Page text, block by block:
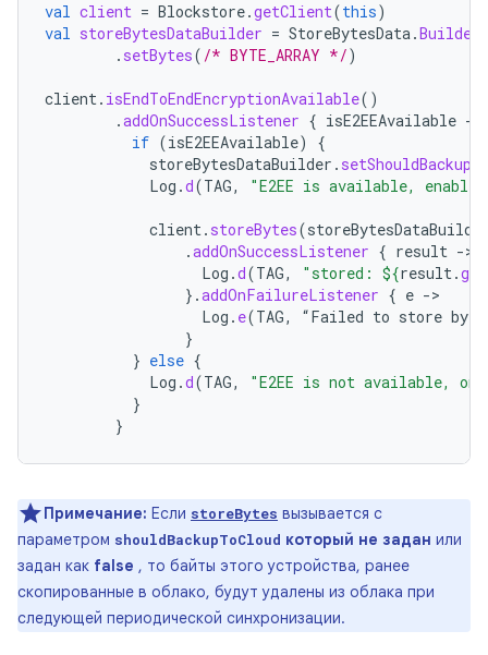
val client = Blockstore.getClient(this)
val storeBytesDataBuilder = StoreBytesData.Builder
. setBytes( /* BYTE_ARRAY */)
client. isEndToEndEncryptionAvailable()
.addOnSuccessListener { isE2EEAvailable -
if (isE2EEAvailable)
{
storeBytesDataBuilder .
Log .d(TAG, "E2EE is available,
client. storeBytes(
.addOnSuccessListener { result -
Log .d(TAG, "stored: ${result.
}.addOnFailureListener { e -
Log . e(TAG, “Failed to store
}
} else {
Log .d(TAG,
"E2EE is not available,
}
}
Примечание: Если storeBytes вызывается с
параметром shouldBackupToCloud который не задан или
задан как false , то байты этого устройства, ранее
скопированные в облако, будут удалены из облака при
следующей периодической синхронизации.